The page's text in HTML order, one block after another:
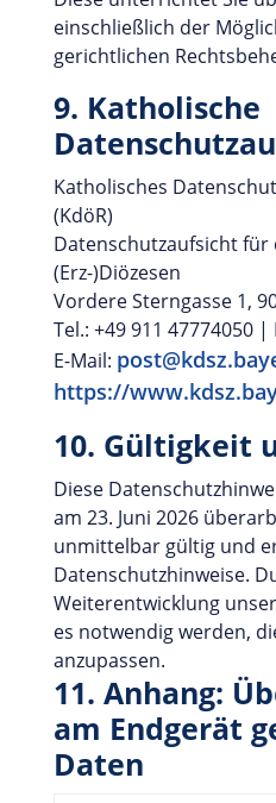
einschließlich der
gerichtlichen
9. Katholische
Katholisches
(KdöR)
Datenschutzaufsicht für
(Erz-)Diözesen
Vordere Sterngasse 1,
Tel.: +49 911 47774050 |
E-Mail:
https://
10. Gültigkeit
Diese
am 23. Juni 2026
unmittelbar gültig und
Datenschutzhinweise.
Weiterentwicklung
es notwendig werden,
anzupassen.
11. Anhang:
am Endgerät
Daten